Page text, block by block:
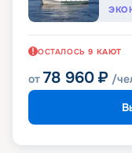
ОСТАЛОСЬ 9 КАЮТ
от 78 960 ₽ /